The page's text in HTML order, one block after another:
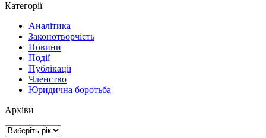
Категорії
Аналітика
Законотворчість
Новини
Події
Публікації
Членство
Юридична боротьба
Архіви